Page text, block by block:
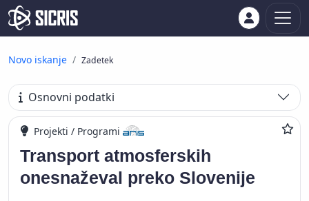
Novo iskanje Zadetek
Osnovni podatki
Projekti / Programi
Transport atmosferskih
onesnaževal preko Slovenije